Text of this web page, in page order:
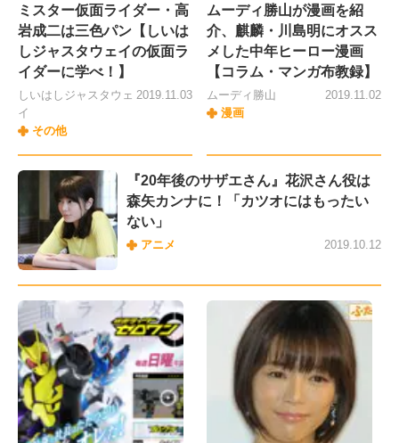
ミスター仮面ライダー・高
岩成二は三色パン【しいは
しジャスタウェイの仮面ラ
イダーに学べ！】
しいはしジャスタウェ
イ
その他
2019.11.03
ムーディ勝山が漫画を紹
介、麒麟・川島明にオスス
メした中年ヒーロー漫画
【コラム・マンガ布教録】
ムーディ勝山
漫画
2019.11.02
『20年後のサザエさん』花沢さん役は
森矢カンナに！「カツオにはもったい
ない」
アニメ 2019.10.12